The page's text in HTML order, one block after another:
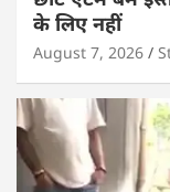
के लिए नहीं
August 7, 2026